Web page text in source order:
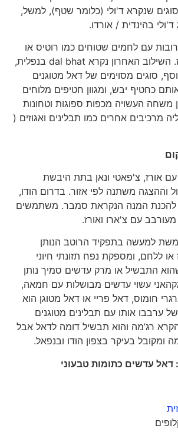
שנקרא ד'ולי (כלומר שטף), למשל,
בהינדית / אורדו.
עם לחמים שטוחים כמו רוטיס או
צ'פטיס, או עם אורז. השילוב האחרון נקרא dal bhat בנפלית,
סוגים מסוימים של דאל מטוגנים
כחטיף יבש, ומגוון חטיפים מלוחים
משחה העשויה מכפות ספוגות וטחונות
מרכיבים אחרים כמו תבלינים ואגוזים (
אורז, צ'פאטי ונאן בתת היבשת
משתנה לפי אזור. בדרום הודו,
המנה הנקראת סמבר. משתמשים
עם צ'ארו ואורז.
למעשה בתפקיד הרוטב הנותן
ללחם, ומספקת נפח תזונתי חיוני
התבשיל או מרק עדשים סמיך נותן
עשוי עדשים מבושלות עם חמאה,
חומוס, דאל פריי או דאל מטוגן הוא
אותו עם תבלינים מטוגנים
רג’מה והוא תבשיל דומה לדאל אבל
בעיקר בצפון הודו ובנפאל.
עדשים כתומות טבעוני